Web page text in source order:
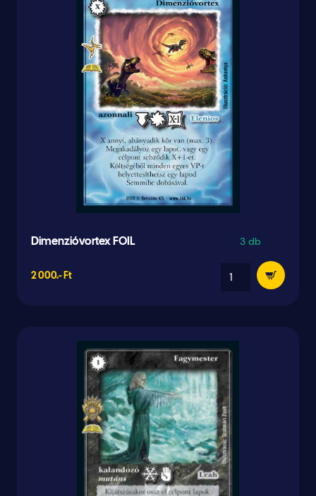
Dimenzióvortex FOIL 3 db
2 000.- Ft